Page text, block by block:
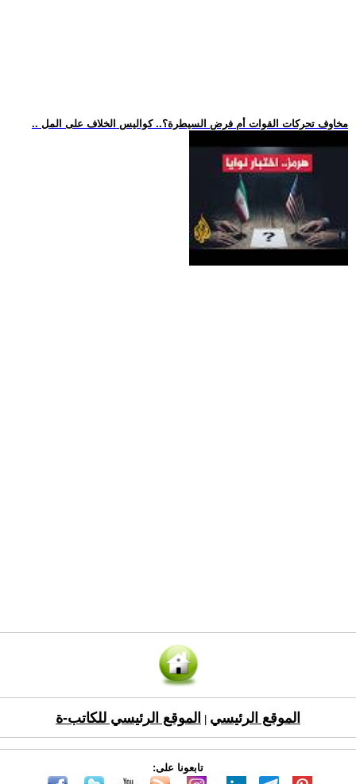
.. مخاوف تحركات القوات أم فرض السيطرة؟.. كواليس الخلاف على المل
الموقع الرئيسي الموقع الرئيسي للكاتب-ة
تابعونا على: